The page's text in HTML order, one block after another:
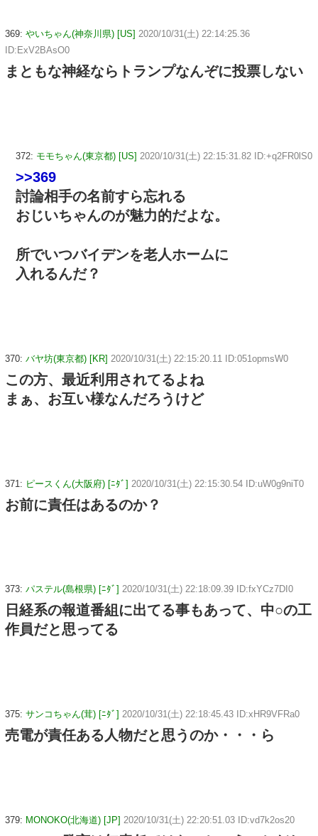
369: やいちゃん(神奈川県) [US] 2020/10/31(土) 22:14:25.36
ID:ExV2BAsO0
まともな神経ならトランプなんぞに投票しない
372: モモちゃん(東京都) [US] 2020/10/31(土) 22:15:31.82 ID:+q2FR0lS0
>>369
討論相手の名前すら忘れる
おじいちゃんのが魅力的だよな。
所でいつバイデンを老人ホームに
入れるんだ？
370: バヤ坊(東京都) [KR] 2020/10/31(土) 22:15:20.11 ID:051opmsW0
この方、最近利用されてるよね
まぁ、お互い様なんだろうけど
371: ピースくん(大阪府) [ﾆﾀﾞ] 2020/10/31(土) 22:15:30.54 ID:uW0g9niT0
お前に責任はあるのか？
373: パステル(島根県) [ﾆﾀﾞ] 2020/10/31(土) 22:18:09.39 ID:fxYCz7DI0
日経系の報道番組に出てる事もあって、中○の工
作員だと思ってる
375: サンコちゃん(茸) [ﾆﾀﾞ] 2020/10/31(土) 22:18:45.43 ID:xHR9VFRa0
売電が責任ある人物だと思うのか・・・ら
379: MONOKO(北海道) [JP] 2020/10/31(土) 22:20:51.03 ID:vd7k2os20